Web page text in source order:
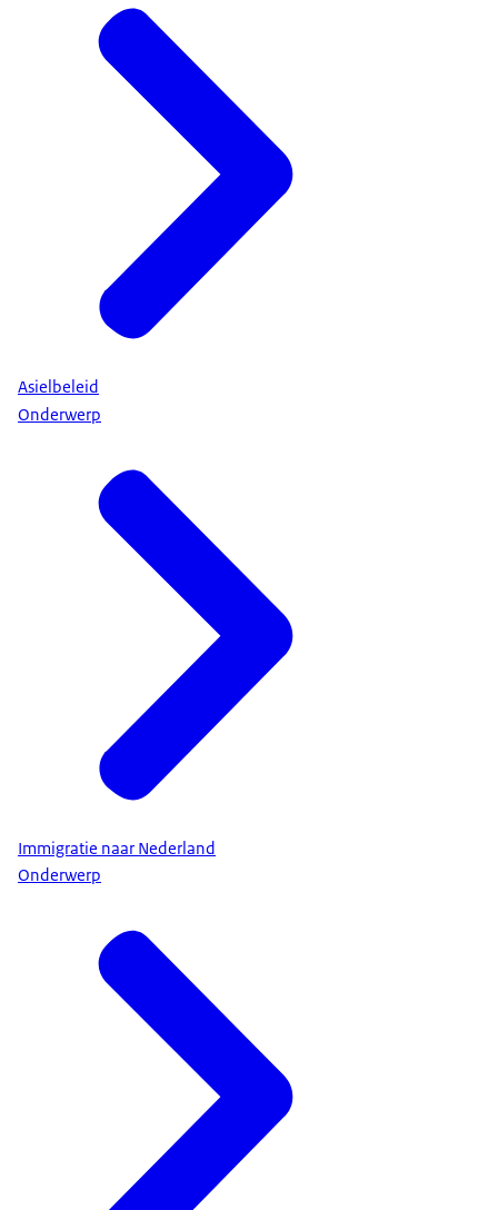
Asielbeleid
Onderwerp
Immigratie naar Nederland
Onderwerp